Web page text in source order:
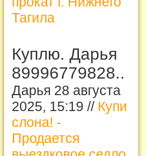
Тагила
Куплю. Дарья
89996779828..
Дарья 28 августа
2025, 15:19 // Купи
слона! -
Продается